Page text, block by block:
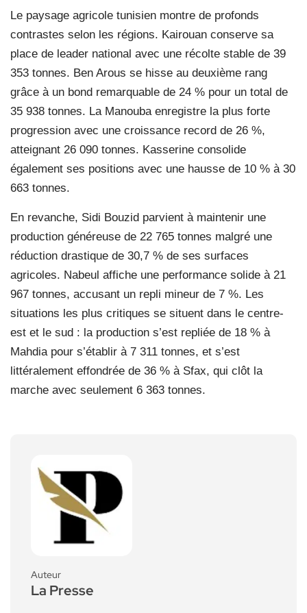
Le paysage agricole tunisien montre de profonds
contrastes selon les régions. Kairouan conserve sa
place de leader national avec une récolte stable de 39
353 tonnes. Ben Arous se hisse au deuxième rang
grâce à un bond remarquable de 24 % pour un total de
35 938 tonnes. La Manouba enregistre la plus forte
progression avec une croissance record de 26 %,
atteignant 26 090 tonnes. Kasserine consolide
également ses positions avec une hausse de 10 % à 30
663 tonnes.
En revanche, Sidi Bouzid parvient à maintenir une
production généreuse de 22 765 tonnes malgré une
réduction drastique de 30,7 % de ses surfaces
agricoles. Nabeul affiche une performance solide à 21
967 tonnes, accusant un repli mineur de 7 %. Les
situations les plus critiques se situent dans le centre-
est et le sud : la production s’est repliée de 18 % à
Mahdia pour s’établir à 7 311 tonnes, et s’est
littéralement effondrée de 36 % à Sfax, qui clôt la
marche avec seulement 6 363 tonnes.
Auteur
La Presse